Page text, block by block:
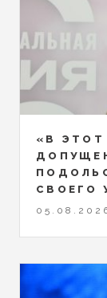
«В ЭТОТ
СВОЕГО